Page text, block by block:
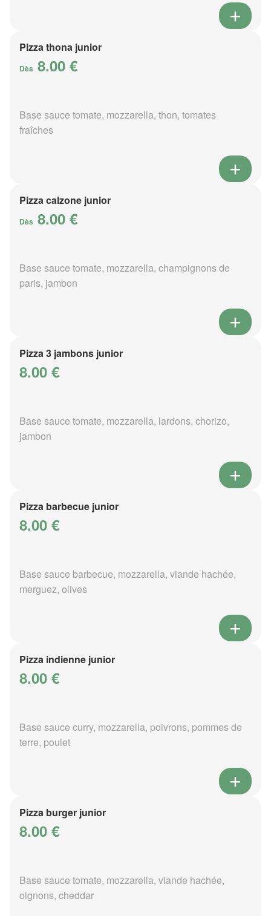
Pizza thona junior
Dès 8.00 €
Base sauce tomate, mozzarella, thon, tomates
fraîches
Pizza calzone junior
Dès 8.00 €
Base sauce tomate, mozzarella, champignons de
paris, jambon
Pizza 3 jambons junior
8.00 €
Base sauce tomate, mozzarella, lardons, chorizo,
jambon
Pizza barbecue junior
8.00 €
Base sauce barbecue, mozzarella, viande hachée,
merguez, olives
Pizza indienne junior
8.00 €
Base sauce curry, mozzarella, poivrons, pommes de
terre, poulet
Pizza burger junior
8.00 €
Base sauce tomate, mozzarella, viande hachée,
oignons, cheddar